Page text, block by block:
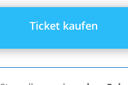
Ticket kaufen